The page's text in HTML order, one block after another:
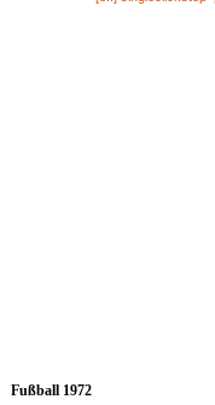
Fußball 1972